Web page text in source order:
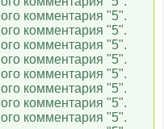
комментария "5".
комментария "5".
комментария "5".
комментария "5".
комментария "5".
комментария "5".
комментария "5".
комментария "5".